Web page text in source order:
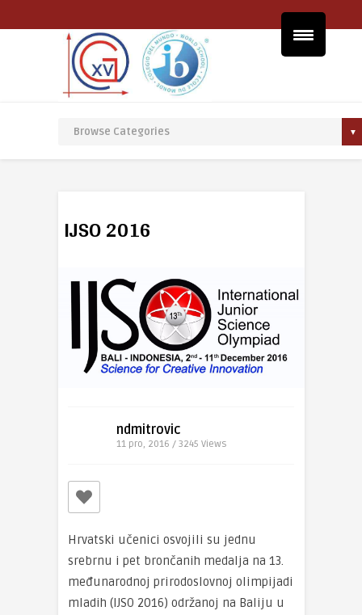
IJSO 2016
ndmitrovic
11 pro, 2016 / 3245 Views
Hrvatski učenici osvojili su jednu
srebrnu i pet brončanih medalja na 13.
međunarodnoj prirodoslovnoj olimpijadi
mladih (IJSO 2016) održanoj na Baliju u